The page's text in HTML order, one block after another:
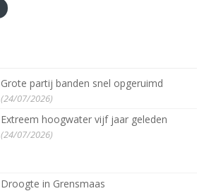
Grote partij banden snel opgeruimd
(24/07/2026)
Extreem hoogwater vijf jaar geleden
(24/07/2026)
Droogte in Grensmaas